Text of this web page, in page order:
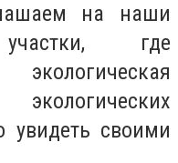
на наши
участки, где
увидеть своими